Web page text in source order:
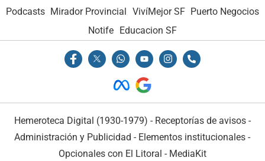
Podcasts Mirador Provincial VivíMejor SF Puerto Negocios
Notife Educacion SF
Hemeroteca Digital (1930-1979) - Receptorías de avisos -
Administración y Publicidad - Elementos institucionales -
Opcionales con El Litoral - MediaKit